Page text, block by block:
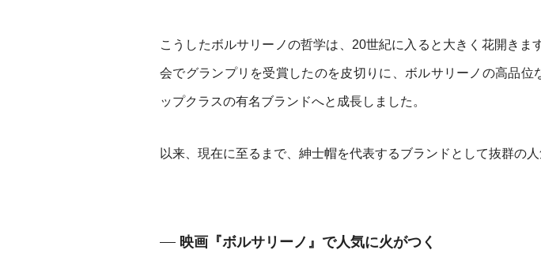
こうしたボルサリーノの哲学は、20世紀に入ると大きく花開きま
会でグランプリを受賞したのを皮切りに、ボルサリーノの高品位
ップクラスの有名ブランドへと成長しました。
以来、現在に至るまで、紳士帽を代表するブランドとして抜群の人
映画『ボルサリーノ』で人気に火がつく